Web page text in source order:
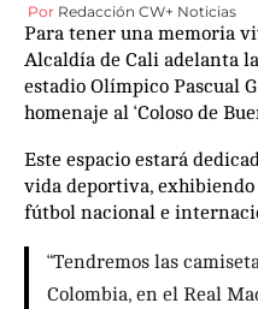
Por Redacción CW+ Noticias
Para tener una memoria
Alcaldía de Cali adelanta
estadio Olímpico Pascual
homenaje al ‘Coloso de
Este espacio estará
vida deportiva,
fútbol nacional e
“Tendremos las
Colombia, en el Real